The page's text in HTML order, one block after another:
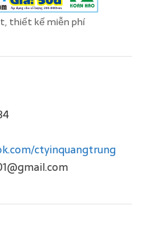
thiết kế miễn phí
ctyinquangtrung